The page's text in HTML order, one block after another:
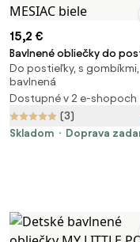
15,2 €
Bavlnené obliečky do
JEDNOROŽEC A MESIAC
Do postieľky, s gombíkmi,
bavlnená
Dostupné v 2 e-shopoch
(3)
Skladom
Doprava